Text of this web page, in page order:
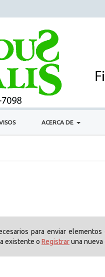
ACERCA DE
para enviar
existente oRegistraruna nueva